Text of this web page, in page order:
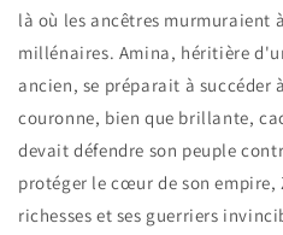
là où les ancêtres murmuraient
millénaires. Amina, héritière
ancien, se préparait à succéder
couronne, bien que brillante,
devait défendre son peuple
protéger le cœur de son empire,
richesses et ses guerriers